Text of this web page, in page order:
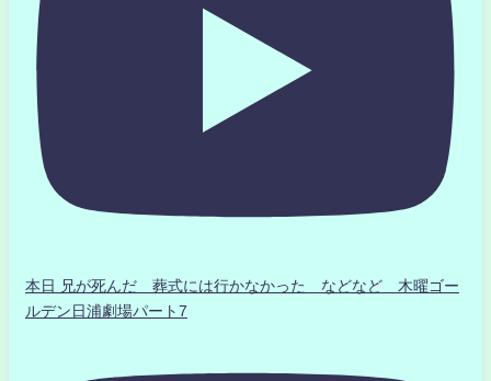
本日 兄が死んだ 葬式には行かなかった などなど 木曜ゴー
ルデン日浦劇場パート7